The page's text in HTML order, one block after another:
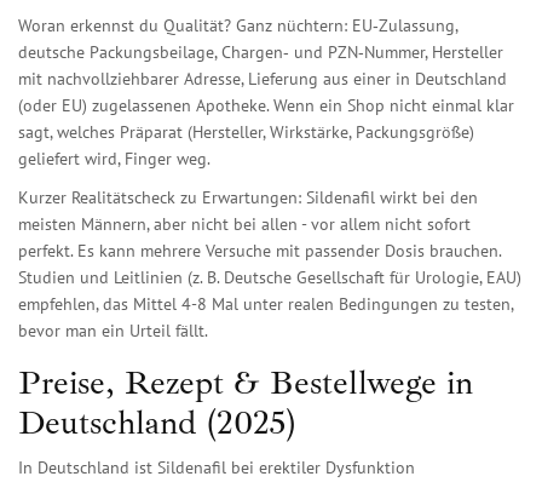
Woran erkennst du Qualität? Ganz nüchtern: EU‑Zulassung,
deutsche Packungsbeilage, Chargen‑ und PZN‑Nummer, Hersteller
mit nachvollziehbarer Adresse, Lieferung aus einer in Deutschland
(oder EU) zugelassenen Apotheke. Wenn ein Shop nicht einmal klar
sagt, welches Präparat (Hersteller, Wirkstärke, Packungsgröße)
geliefert wird, Finger weg.
Kurzer Realitätscheck zu Erwartungen: Sildenafil wirkt bei den
meisten Männern, aber nicht bei allen - vor allem nicht sofort
perfekt. Es kann mehrere Versuche mit passender Dosis brauchen.
Studien und Leitlinien (z. B. Deutsche Gesellschaft für Urologie, EAU)
empfehlen, das Mittel 4-8 Mal unter realen Bedingungen zu testen,
bevor man ein Urteil fällt.
Preise, Rezept & Bestellwege in
Deutschland (2025)
In Deutschland ist Sildenafil bei erektiler Dysfunktion